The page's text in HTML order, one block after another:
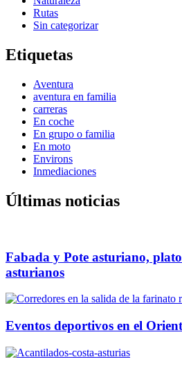
Rutas
Sin categorizar
Etiquetas
Aventura
aventura en familia
carreras
En coche
En grupo o familia
En moto
Environs
Inmediaciones
Últimas noticias
Fabada y Pote asturiano,
asturianos
Eventos deportivos en el